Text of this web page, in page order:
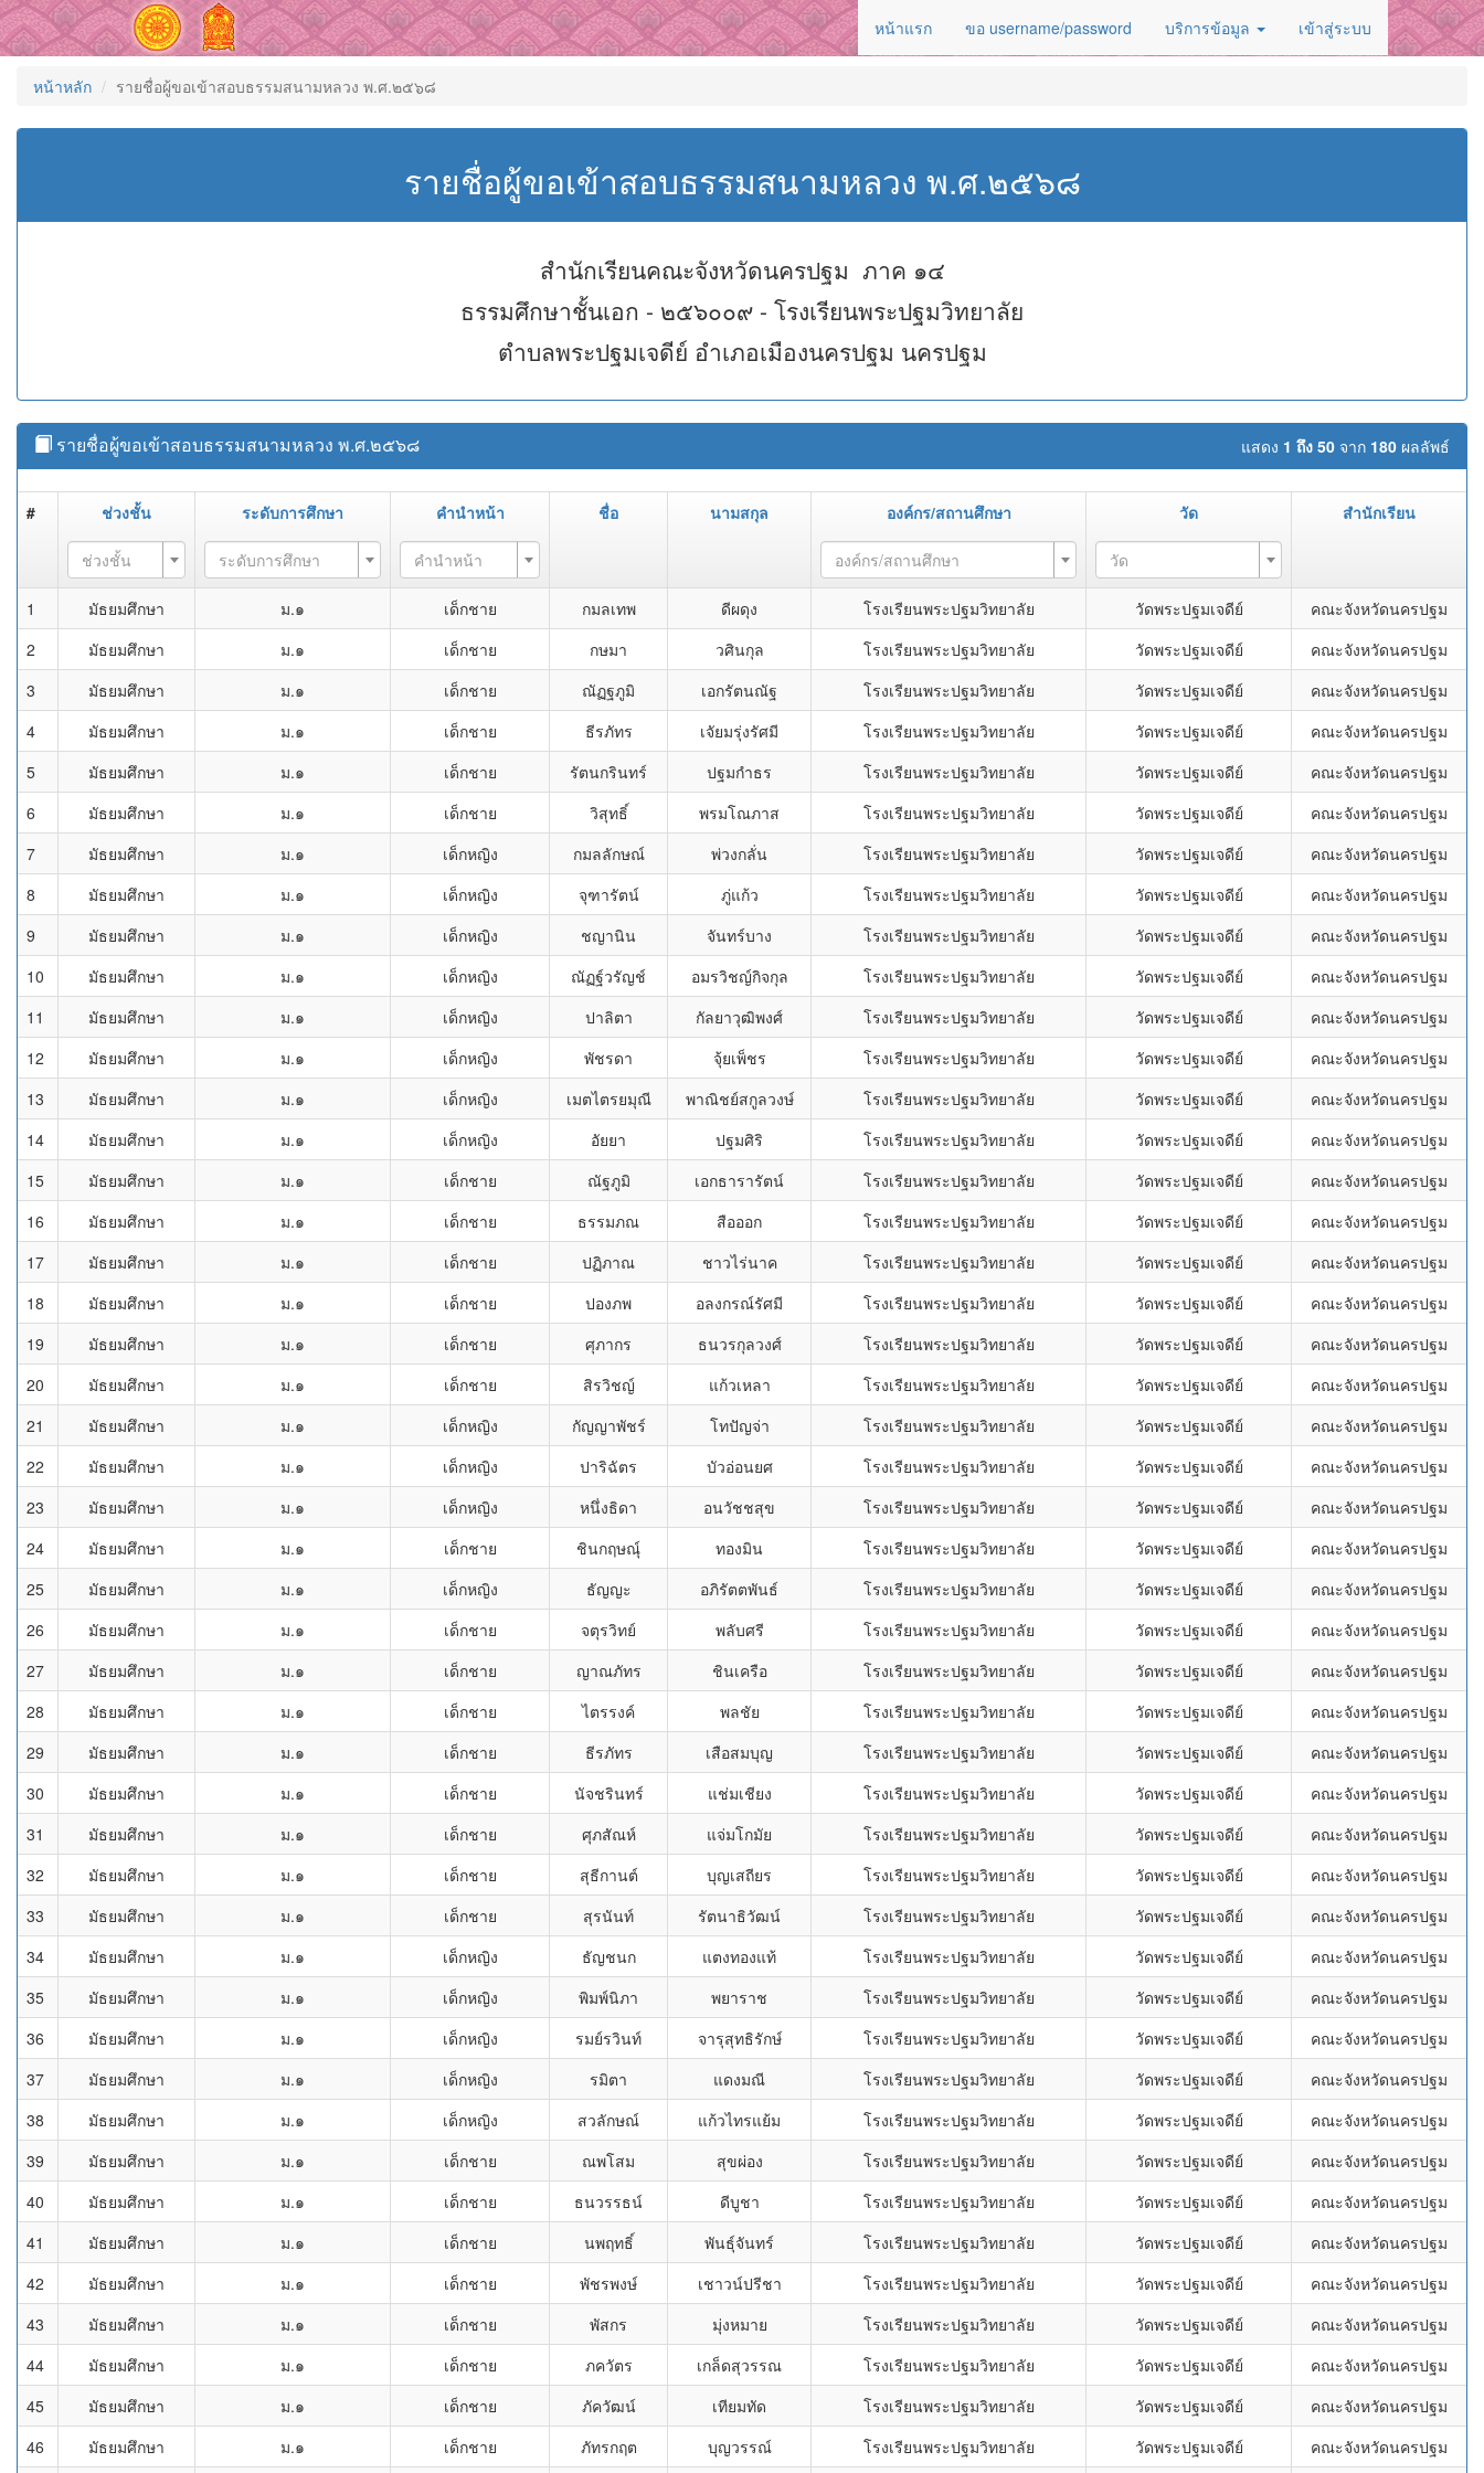
หน้าแรก ขอ username/password บริการข้อมูล เข้าสู่ระบบ
หน้าหลัก รายชื่อผู้ขอเข้าสอบธรรมสนามหลวง พ.ศ.๒๕๖๘
รายชื่อผู้ขอเข้าสอบธรรมสนามหลวง พ.ศ.๒๕๖๘
สำนักเรียนคณะจังหวัดนครปฐม ภาค ๑๔
ธรรมศึกษาชั้นเอก - ๒๕๖๐๐๙ - โรงเรียนพระปฐมวิทยาลัย
ตำบลพระปฐมเจดีย์ อำเภอเมืองนครปฐม นครปฐม
แสดง 1 ถึง 50 จาก 180 ผลลัพธ์
รายชื่อผู้ขอเข้าสอบธรรมสนามหลวง พ.ศ.๒๕๖๘
# ช่วงชั้น ระดับการศึกษา คำนำหน้า ชื่อ นามสกุล องค์กร/สถานศึกษา วัด สำนักเรียน
ช่วงชั้น ระดับการศึกษา คำนำหน้า องค์กร/สถานศึกษา วัด
1 มัธยมศึกษา ม.๑ เด็กชาย กมลเทพ ดีผดุง โรงเรียนพระปฐมวิทยาลัย วัดพระปฐมเจดีย์
คณะจังหวัดนครปฐม
2
มัธยมศึกษา ม.๑ เด็กชาย กษมา วศินกุล โรงเรียนพระปฐมวิทยาลัย วัดพระปฐมเจดีย์
คณะจังหวัดนครปฐม
3
มัธยมศึกษา ม.๑ เด็กชาย ณัฏฐภูมิ เอกรัตนณัฐ โรงเรียนพระปฐมวิทยาลัย วัดพระปฐมเจดีย์
คณะจังหวัดนครปฐม
4
มัธยมศึกษา ม.๑ เด็กชาย ธีรภัทร เจัยมรุ่งรัศมี โรงเรียนพระปฐมวิทยาลัย วัดพระปฐมเจดีย์
คณะจังหวัดนครปฐม
5
มัธยมศึกษา ม.๑ เด็กชาย รัตนกรินทร์ ปฐมกำธร โรงเรียนพระปฐมวิทยาลัย วัดพระปฐมเจดีย์
คณะจังหวัดนครปฐม
6
มัธยมศึกษา ม.๑ เด็กชาย วิสุทธิ์ พรมโณภาส โรงเรียนพระปฐมวิทยาลัย วัดพระปฐมเจดีย์
คณะจังหวัดนครปฐม
7
มัธยมศึกษา ม.๑ เด็กหญิง กมลลักษณ์ พ่วงกลั่น โรงเรียนพระปฐมวิทยาลัย วัดพระปฐมเจดีย์
คณะจังหวัดนครปฐม
8
มัธยมศึกษา ม.๑ เด็กหญิง จุฑารัตน์ ภู่แก้ว โรงเรียนพระปฐมวิทยาลัย วัดพระปฐมเจดีย์
คณะจังหวัดนครปฐม
9
มัธยมศึกษา ม.๑ เด็กหญิง ชญานิน จันทร์บาง โรงเรียนพระปฐมวิทยาลัย วัดพระปฐมเจดีย์
คณะจังหวัดนครปฐม
10
มัธยมศึกษา ม.๑ เด็กหญิง ณัฏฐ์วรัญช์ อมรวิชญ์กิจกุล โรงเรียนพระปฐมวิทยาลัย วัดพระปฐมเจดีย์
คณะจังหวัดนครปฐม
11
มัธยมศึกษา ม.๑ เด็กหญิง ปาลิตา กัลยาวุฒิพงศ์ โรงเรียนพระปฐมวิทยาลัย วัดพระปฐมเจดีย์
คณะจังหวัดนครปฐม
12
มัธยมศึกษา ม.๑ เด็กหญิง พัชรดา จุ้ยเพ็ชร โรงเรียนพระปฐมวิทยาลัย วัดพระปฐมเจดีย์
คณะจังหวัดนครปฐม
13
มัธยมศึกษา ม.๑ เด็กหญิง เมตไตรยมุณี พาณิชย์สกูลวงษ์ โรงเรียนพระปฐมวิทยาลัย วัดพระปฐมเจดีย์
คณะจังหวัดนครปฐม
14
มัธยมศึกษา ม.๑ เด็กหญิง อัยยา ปฐมศิริ โรงเรียนพระปฐมวิทยาลัย วัดพระปฐมเจดีย์
คณะจังหวัดนครปฐม
15
มัธยมศึกษา ม.๑ เด็กชาย ณัฐภูมิ เอกธารารัตน์ โรงเรียนพระปฐมวิทยาลัย วัดพระปฐมเจดีย์
คณะจังหวัดนครปฐม
16
มัธยมศึกษา ม.๑ เด็กชาย ธรรมภณ สือออก โรงเรียนพระปฐมวิทยาลัย วัดพระปฐมเจดีย์
คณะจังหวัดนครปฐม
17
มัธยมศึกษา ม.๑ เด็กชาย ปฏิภาณ ชาวไร่นาค โรงเรียนพระปฐมวิทยาลัย วัดพระปฐมเจดีย์
คณะจังหวัดนครปฐม
18
มัธยมศึกษา ม.๑ เด็กชาย ปองภพ อลงกรณ์รัศมี โรงเรียนพระปฐมวิทยาลัย วัดพระปฐมเจดีย์
คณะจังหวัดนครปฐม
19
มัธยมศึกษา ม.๑ เด็กชาย ศุภากร ธนวรกุลวงศ์ โรงเรียนพระปฐมวิทยาลัย วัดพระปฐมเจดีย์
คณะจังหวัดนครปฐม
20
มัธยมศึกษา ม.๑ เด็กชาย สิรวิชญ์ แก้วเหลา โรงเรียนพระปฐมวิทยาลัย วัดพระปฐมเจดีย์
คณะจังหวัดนครปฐม
21
มัธยมศึกษา ม.๑ เด็กหญิง กัญญาพัชร์ โทปัญจ่า โรงเรียนพระปฐมวิทยาลัย วัดพระปฐมเจดีย์
คณะจังหวัดนครปฐม
22
มัธยมศึกษา ม.๑ เด็กหญิง ปาริฉัตร บัวอ่อนยศ โรงเรียนพระปฐมวิทยาลัย วัดพระปฐมเจดีย์
คณะจังหวัดนครปฐม
23
มัธยมศึกษา ม.๑ เด็กหญิง หนึ่งธิดา อนวัชชสุข โรงเรียนพระปฐมวิทยาลัย วัดพระปฐมเจดีย์
คณะจังหวัดนครปฐม
24
มัธยมศึกษา ม.๑ เด็กชาย ชินกฤษณุ์ ทองมิน โรงเรียนพระปฐมวิทยาลัย วัดพระปฐมเจดีย์
คณะจังหวัดนครปฐม
25
มัธยมศึกษา ม.๑ เด็กหญิง ธัญญะ อภิรัตตพันธ์ โรงเรียนพระปฐมวิทยาลัย วัดพระปฐมเจดีย์
คณะจังหวัดนครปฐม
26
มัธยมศึกษา ม.๑ เด็กชาย จตุรวิทย์ พลับศรี โรงเรียนพระปฐมวิทยาลัย วัดพระปฐมเจดีย์
คณะจังหวัดนครปฐม
27
มัธยมศึกษา ม.๑ เด็กชาย ญาณภัทร ชินเครือ โรงเรียนพระปฐมวิทยาลัย วัดพระปฐมเจดีย์
คณะจังหวัดนครปฐม
28
มัธยมศึกษา ม.๑ เด็กชาย ไตรรงค์ พลชัย โรงเรียนพระปฐมวิทยาลัย วัดพระปฐมเจดีย์
คณะจังหวัดนครปฐม
29
มัธยมศึกษา ม.๑ เด็กชาย ธีรภัทร เสือสมบุญ โรงเรียนพระปฐมวิทยาลัย วัดพระปฐมเจดีย์
คณะจังหวัดนครปฐม
30
มัธยมศึกษา ม.๑ เด็กชาย นัจชรินทร์ แช่มเชียง โรงเรียนพระปฐมวิทยาลัย วัดพระปฐมเจดีย์
คณะจังหวัดนครปฐม
31
มัธยมศึกษา ม.๑ เด็กชาย ศุภสัณห์ แจ่มโกมัย โรงเรียนพระปฐมวิทยาลัย วัดพระปฐมเจดีย์
คณะจังหวัดนครปฐม
32
มัธยมศึกษา ม.๑ เด็กชาย สุธีกานต์ บุญเสถียร โรงเรียนพระปฐมวิทยาลัย วัดพระปฐมเจดีย์
คณะจังหวัดนครปฐม
33
มัธยมศึกษา ม.๑ เด็กชาย สุรนันท์ รัตนาธิวัฒน์ โรงเรียนพระปฐมวิทยาลัย วัดพระปฐมเจดีย์
คณะจังหวัดนครปฐม
34
มัธยมศึกษา ม.๑ เด็กหญิง ธัญชนก แตงทองแท้ โรงเรียนพระปฐมวิทยาลัย วัดพระปฐมเจดีย์
คณะจังหวัดนครปฐม
35
มัธยมศึกษา ม.๑ เด็กหญิง พิมพ์นิภา พยาราช โรงเรียนพระปฐมวิทยาลัย วัดพระปฐมเจดีย์
คณะจังหวัดนครปฐม
36
มัธยมศึกษา ม.๑ เด็กหญิง รมย์รวินท์ จารุสุทธิรักษ์ โรงเรียนพระปฐมวิทยาลัย วัดพระปฐมเจดีย์
คณะจังหวัดนครปฐม
37
มัธยมศึกษา ม.๑ เด็กหญิง รมิตา แดงมณี โรงเรียนพระปฐมวิทยาลัย วัดพระปฐมเจดีย์
คณะจังหวัดนครปฐม
38
มัธยมศึกษา ม.๑ เด็กหญิง สวลักษณ์ แก้วไทรแย้ม โรงเรียนพระปฐมวิทยาลัย วัดพระปฐมเจดีย์
คณะจังหวัดนครปฐม
39
มัธยมศึกษา ม.๑ เด็กชาย ณพโสม สุขผ่อง โรงเรียนพระปฐมวิทยาลัย วัดพระปฐมเจดีย์
คณะจังหวัดนครปฐม
40
มัธยมศึกษา ม.๑ เด็กชาย ธนวรรธน์ ดีบูชา โรงเรียนพระปฐมวิทยาลัย วัดพระปฐมเจดีย์
คณะจังหวัดนครปฐม
41
มัธยมศึกษา ม.๑ เด็กชาย นพฤทธิ์ พันธุ์จันทร์ โรงเรียนพระปฐมวิทยาลัย วัดพระปฐมเจดีย์
คณะจังหวัดนครปฐม
42
มัธยมศึกษา ม.๑ เด็กชาย พัชรพงษ์ เชาวน์ปรีชา โรงเรียนพระปฐมวิทยาลัย วัดพระปฐมเจดีย์
คณะจังหวัดนครปฐม
43
มัธยมศึกษา ม.๑ เด็กชาย พัสกร มุ่งหมาย โรงเรียนพระปฐมวิทยาลัย วัดพระปฐมเจดีย์
คณะจังหวัดนครปฐม
44
มัธยมศึกษา ม.๑ เด็กชาย ภควัตร เกล็ดสุวรรณ โรงเรียนพระปฐมวิทยาลัย วัดพระปฐมเจดีย์
คณะจังหวัดนครปฐม
45
มัธยมศึกษา ม.๑ เด็กชาย ภัควัฒน์ เทียมทัด โรงเรียนพระปฐมวิทยาลัย วัดพระปฐมเจดีย์
คณะจังหวัดนครปฐม
46
มัธยมศึกษา ม.๑ เด็กชาย ภัทรกฤต บุญวรรณ์ โรงเรียนพระปฐมวิทยาลัย วัดพระปฐมเจดีย์ คณะจังหวัดนครปฐม